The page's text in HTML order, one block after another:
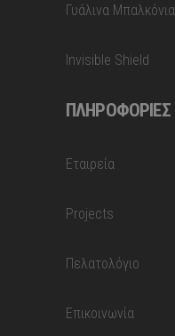
Γυάλινα Μπαλκόνια
Invisible Shield
ΠΛΗΡΟΦΟΡΊΕΣ
Εταιρεία
Projects
Πελατολόγιο
Επικοινωνία